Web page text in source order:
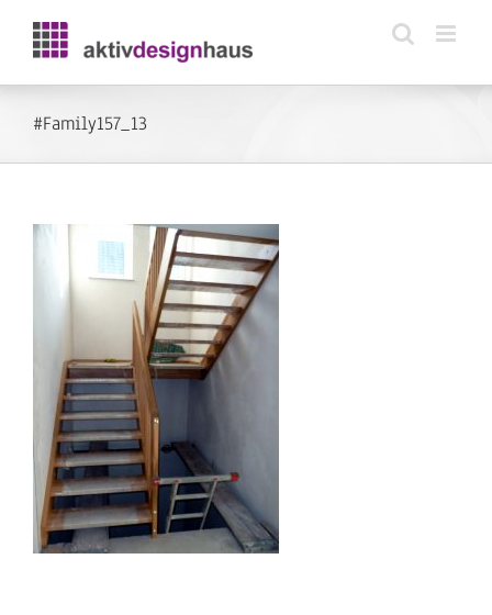
Inhalt
springen
#Family157_13